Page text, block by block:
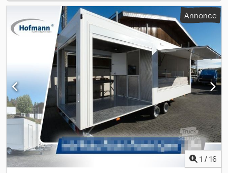
Annonce
1 / 16